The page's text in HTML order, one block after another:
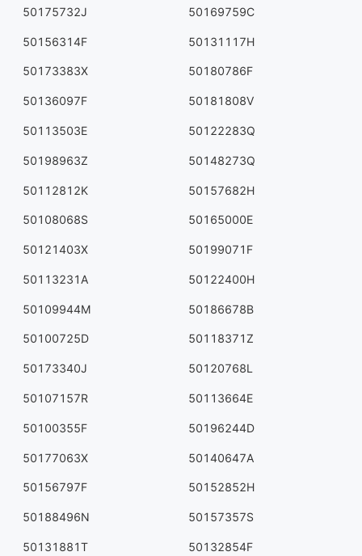
50175732J 50169759C
50156314F 50131117H
50173383X 50180786F
50136097F 50181808V
50113503E 50122283Q
50198963Z 50148273Q
50112812K 50157682H
50108068S 50165000E
50121403X 50199071F
50113231A 50122400H
50109944M 50186678B
50100725D 50118371Z
50173340J 50120768L
50107157R 50113664E
50100355F 50196244D
50177063X 50140647A
50156797F 50152852H
50188496N 50157357S
50131881T 50132854F